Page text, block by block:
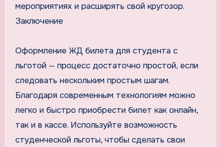
мероприятиях и расширять свой кругозор.
Заключение
Оформление ЖД билета для студента с
льготой — процесс достаточно простой, если
следовать нескольким простым шагам.
Благодаря современным технологиям можно
легко и быстро приобрести билет как онлайн,
так и в кассе. Используйте возможность
студенческой льготы, чтобы сделать свои